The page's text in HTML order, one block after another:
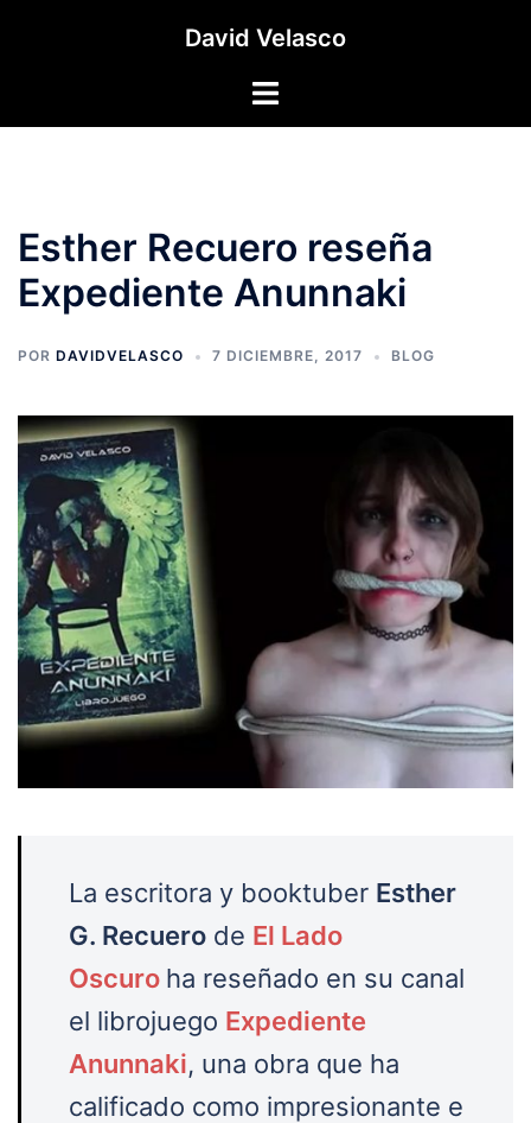
David Velasco
Alternar
Esther Recuero reseña
Expediente Anunnaki
POR DAVIDVELASCO 7 DICIEMBRE, 2017 BLOG
La escritora y booktuber Esther
G. Recuero de El Lado
Oscuro ha reseñado en su canal
el librojuego Expediente
Anunnaki, una obra que ha
calificado como impresionante e